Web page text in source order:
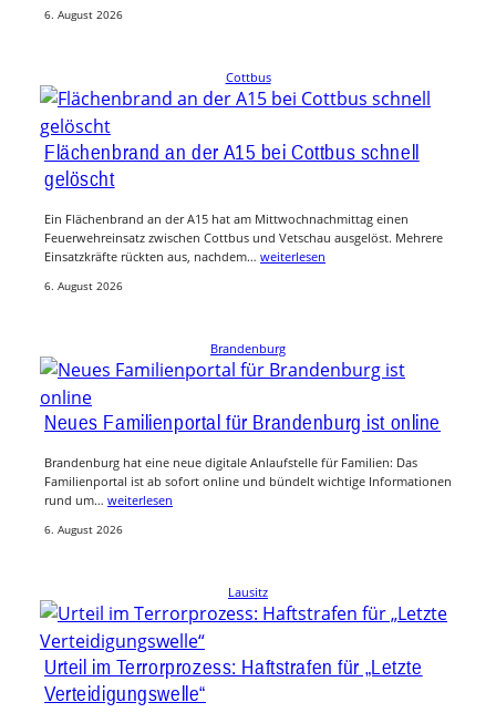
6. August 2026
Cottbus
Flächenbrand an der A15 bei Cottbus schnell
gelöscht
Ein Flächenbrand an der A15 hat am Mittwochnachmittag einen
Feuerwehreinsatz zwischen Cottbus und Vetschau ausgelöst. Mehrere
Einsatzkräfte rückten aus, nachdem… weiterlesen
6. August 2026
Brandenburg
Neues Familienportal für Brandenburg ist online
Brandenburg hat eine neue digitale Anlaufstelle für Familien: Das
Familienportal ist ab sofort online und bündelt wichtige Informationen
rund um… weiterlesen
6. August 2026
Lausitz
Urteil im Terrorprozess: Haftstrafen für „Letzte
Verteidigungswelle“